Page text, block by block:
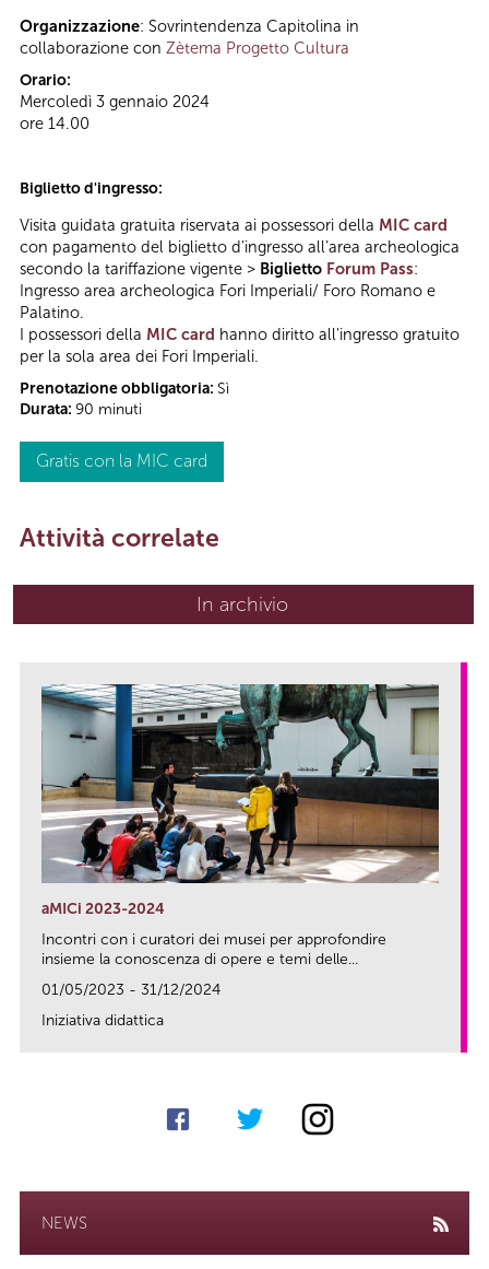
Organizzazione: Sovrintendenza Capitolina in
collaborazione con Zètema Progetto Cultura
Orario:
Mercoledì 3 gennaio 2024
ore 14.00
Biglietto d'ingresso:
Visita guidata gratuita riservata ai possessori della MIC card
con pagamento del biglietto d’ingresso all’area archeologica
secondo la tariffazione vigente > Biglietto Forum Pass:
Ingresso area archeologica Fori Imperiali/ Foro Romano e
Palatino.
I possessori della MIC card hanno diritto all'ingresso gratuito
per la sola area dei Fori Imperiali.
Prenotazione obbligatoria: Sì
Durata: 90 minuti
Gratis con la MIC card
Attività correlate
In archivio
aMICi 2023-2024
Incontri con i curatori dei musei per approfondire
insieme la conoscenza di opere e temi delle...
01/05/2023 - 31/12/2024
Iniziativa didattica
NEWS